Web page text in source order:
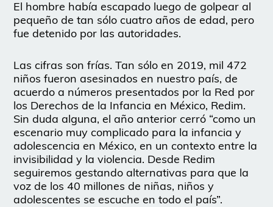
El hombre había escapado luego de golpear al
pequeño de tan sólo cuatro años de edad, pero
fue detenido por las autoridades.
Las cifras son frías. Tan sólo en 2019, mil 472
niños fueron asesinados en nuestro país, de
acuerdo a números presentados por la Red por
los Derechos de la Infancia en México, Redim.
Sin duda alguna, el año anterior cerró “como un
escenario muy complicado para la infancia y
adolescencia en México, en un contexto entre la
invisibilidad y la violencia. Desde Redim
seguiremos gestando alternativas para que la
voz de los 40 millones de niñas, niños y
adolescentes se escuche en todo el país”.